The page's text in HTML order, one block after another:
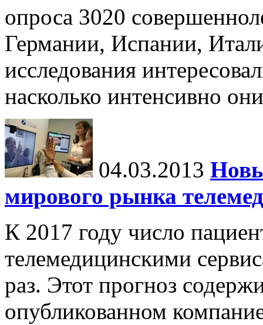
опроса 3020
Германии, Испании,
исследования
насколько интенсивно
04.03.2013
мирового рынка
К 2017 году число
телемедицинскими
раз. Этот прогноз
опубликованном